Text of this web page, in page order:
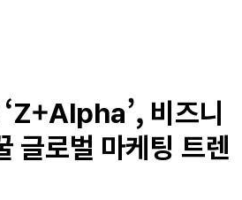
비즈니
글로벌 마케팅 트렌